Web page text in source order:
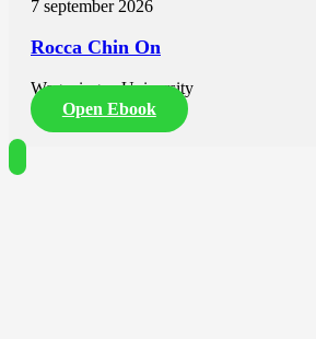
7 september 2026
Rocca Chin On
Wageningen University
Open Ebook